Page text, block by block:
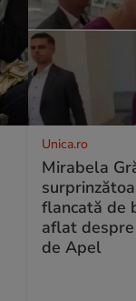
Unica.ro
Mirabela
flancată de
aflat
de Apel